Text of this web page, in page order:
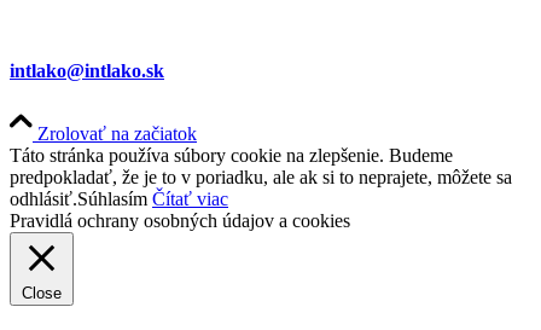
intlako@intlako.sk
Zrolovať na začiatok
Táto stránka používa súbory cookie na zlepšenie. Budeme
predpokladať, že je to v poriadku, ale ak si to neprajete, môžete sa
odhlásiť.Súhlasím Čítať viac
Pravidlá ochrany osobných údajov a cookies
Close